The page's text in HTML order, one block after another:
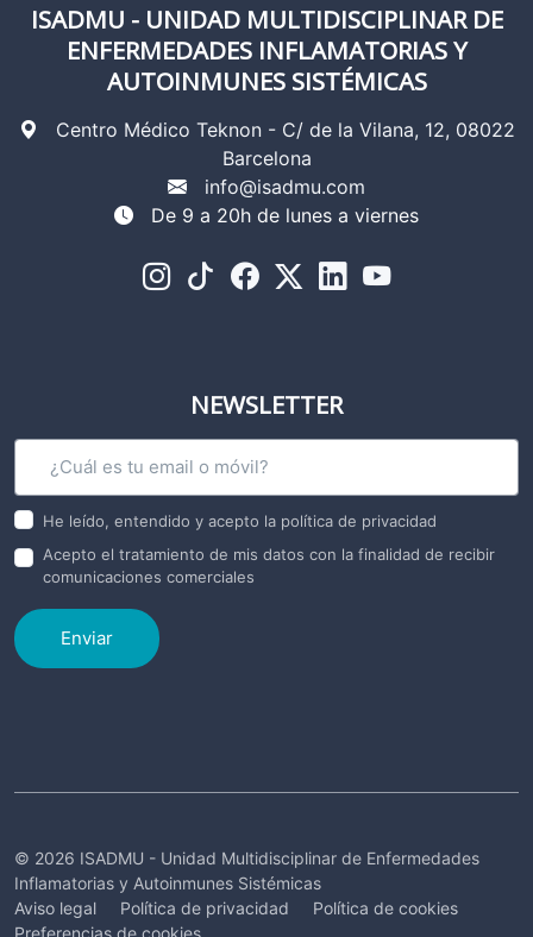
ISADMU - UNIDAD MULTIDISCIPLINAR DE
ENFERMEDADES INFLAMATORIAS Y
AUTOINMUNES SISTÉMICAS
Centro Médico Teknon - C/ de la Vilana, 12, 08022
Barcelona
info@isadmu.com
De 9 a 20h de lunes a viernes
NEWSLETTER
He leído, entendido y acepto la política de privacidad
Acepto el tratamiento de mis datos con la finalidad de recibir
comunicaciones comerciales
Enviar
© 2026 ISADMU - Unidad Multidisciplinar de Enfermedades
Inflamatorias y Autoinmunes Sistémicas
Aviso legal
Política de privacidad
Política de cookies
Preferencias de cookies